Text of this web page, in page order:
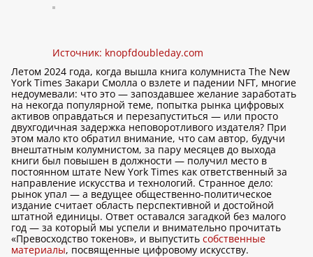
Источник: knopfdoubleday.com
Летом 2024 года, когда вышла книга колумниста The New
York Times Закари Смолла о взлете и падении NFT, многие
недоумевали: что это — запоздавшее желание заработать
на некогда популярной теме, попытка рынка цифровых
активов оправдаться и перезапуститься — или просто
двухгодичная задержка неповоротливого издателя? При
этом мало кто обратил внимание, что сам автор, будучи
внештатным колумнистом, за пару месяцев до выхода
книги был повышен в должности — получил место в
постоянном штате New York Times как ответственный за
направление искусства и технологий. Странное дело:
рынок упал — а ведущее общественно-политическое
издание считает область перспективной и достойной
штатной единицы. Ответ оставался загадкой без малого
год — за который мы успели и внимательно прочитать
«Превосходство токенов», и выпустить собственные
материалы, посвященные цифровому искусству.